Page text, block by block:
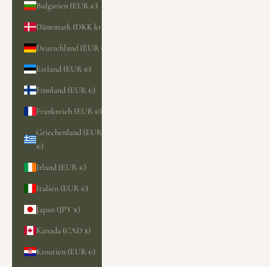
Bulgarien (EUR €)
Dänemark (DKK kr.)
Deutschland (EUR €)
Estland (EUR €)
Finnland (EUR €)
Frankreich (EUR €)
Griechenland (EUR
€)
Irland (EUR €)
Italien (EUR €)
Japan (JPY ¥)
Kanada (CAD $)
Kroatien (EUR €)